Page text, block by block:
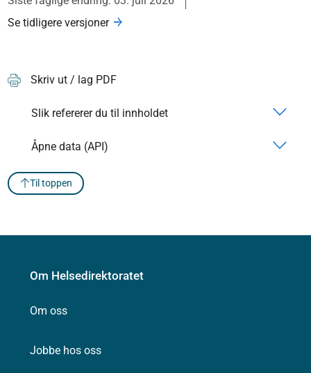
Se tidligere versjoner
Skriv ut / lag PDF
Slik refererer du til innholdet
Åpne data (API)
Til toppen
Om Helsedirektoratet
Om oss
Jobbe hos oss